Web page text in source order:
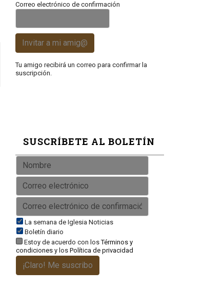
Correo electrónico de confirmación
Invitar a mi amig@
Tu amigo recibirá un correo para confirmar la
suscripción.
SUSCRÍBETE AL BOLETÍN
La semana de Iglesia Noticias
Boletín diario
Estoy de acuerdo con losTérminos y
condiciones y los Política de privacidad
¡Claro! Me suscribo